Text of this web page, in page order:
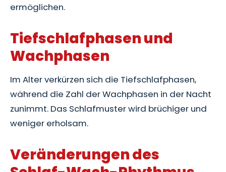
ermöglichen.
Tiefschlafphasen und
Wachphasen
Im Alter verkürzen sich die Tiefschlafphasen,
während die Zahl der Wachphasen in der Nacht
zunimmt. Das Schlafmuster wird brüchiger und
weniger erholsam.
Veränderungen des